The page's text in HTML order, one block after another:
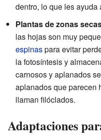
dentro, lo que les ayuda
Plantas de zonas
las hojas son muy
espinaspara evitar
la fotosíntesis y
carnosos y aplanados
aplanados que parecen
llaman filóclados.
Adaptaciones